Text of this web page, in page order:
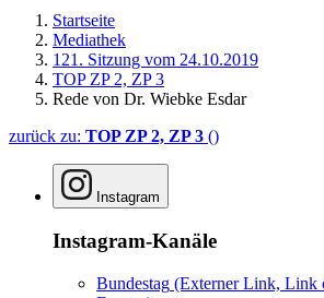
Startseite
Mediathek
121. Sitzung vom 24.10.2019
TOP ZP 2, ZP 3
Rede von Dr. Wiebke Esdar
zurück zu: TOP ZP 2, ZP 3 ()
Instagram
Instagram-Kanäle
Bundestag (Externer Link, Link